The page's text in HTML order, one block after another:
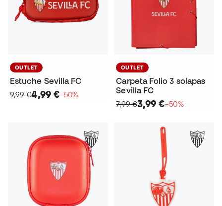
OUTLET
Estuche Sevilla FC
9,99 €4,99 €−50%
OUTLET
Carpeta Folio 3 solapas
Sevilla FC
7,99 €3,99 €−50%